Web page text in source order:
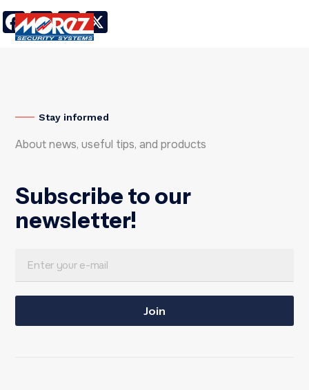
Facebook
LinkedIn
Twitter
Stay informed
About news, useful tips, and products
Subscribe to our
newsletter!
E
m
a
m
Join